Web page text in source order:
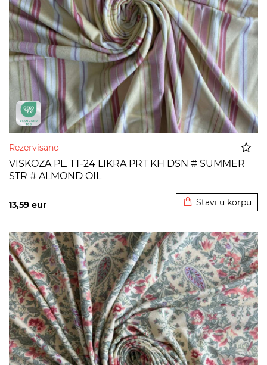
Rezervisano
VISKOZA PL. TT-24 LIKRA PRT KH DSN # SUMMER
STR # ALMOND OIL
13,59 eur Stavi u korpu